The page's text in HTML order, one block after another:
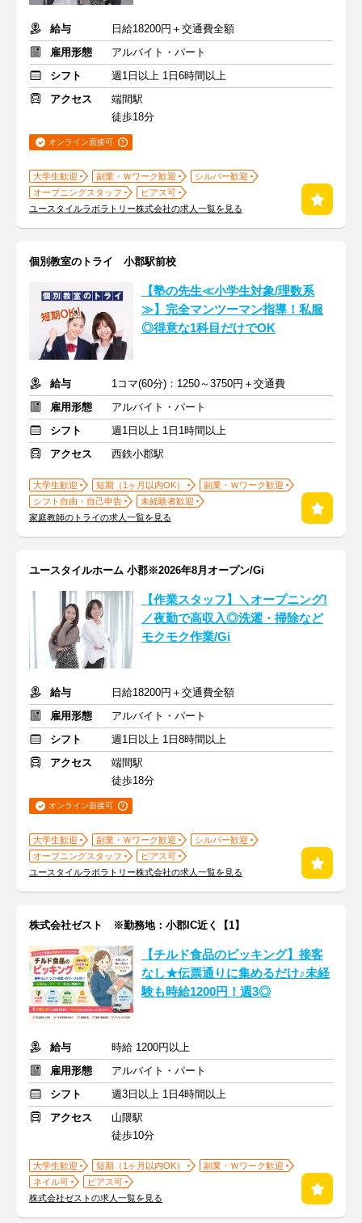
給与
日給18200円＋交通費全額
雇用形態
アルバイト・パート
シフト
週1日以上 1日6時間以上
アクセス
端間駅
徒歩18分
オンライン面接可
大学生歓迎 副業・Ｗワーク歓迎
シルバー歓迎
オープニングスタッフ
ピアス可
ユースタイルラボラトリー株式会社の求人一覧を見る
個別教室のトライ 小郡駅前校
【塾の先生≪小学生対象/理数系
≫】完全マンツーマン指導！私服
◎得意な1科目だけでOK
給与
1コマ(60分)：1250～3750円＋交通費
雇用形態
アルバイト・パート
シフト
週1日以上 1日1時間以上
アクセス
西鉄小郡駅
大学生歓迎 短期（1ヶ月以内OK）
副業・Ｗワーク歓迎
シフト自由・自己申告
未経験者歓迎
家庭教師のトライの求人一覧を見る
ユースタイルホーム 小郡※2026年8月オープン/Gi
【作業スタッフ】＼オープニング!
／夜勤で高収入◎洗濯・掃除など
モクモク作業/Gi
給与
日給18200円＋交通費全額
雇用形態
アルバイト・パート
シフト
週1日以上 1日8時間以上
アクセス
端間駅
徒歩18分
オンライン面接可
大学生歓迎 副業・Ｗワーク歓迎
シルバー歓迎
オープニングスタッフ
ピアス可
ユースタイルラボラトリー株式会社の求人一覧を見る
株式会社ゼスト ※勤務地：小郡IC近く【1】
【チルド食品のピッキング】接客
なし★伝票通りに集めるだけ♪未経
験も時給1200円！週3◎
給与
時給 1200円以上
雇用形態
アルバイト・パート
シフト
週3日以上 1日4時間以上
アクセス
山隈駅
徒歩10分
大学生歓迎 短期（1ヶ月以内OK）
副業・Ｗワーク歓迎
ネイル可
ピアス可
株式会社ゼストの求人一覧を見る